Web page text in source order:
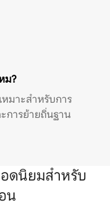
ม?
มาะสำหรับการ
การย้ายถิ่นฐาน
ดนิยมสำหรับ
น